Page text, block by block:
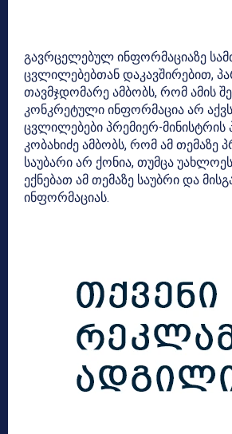
გავრცელებულ ინფორმაციაზე
ცვლილებებთან დაკავშირებით,
თავმჯდომარე ამბობს, რომ ამის
კონკრეტული ინფორმაცია არ
ცვლილებები პრემიერ-მინისტრის
კობახიძე ამბობს, რომ ამ თემაზე
საუბარი არ ქონია, თუმცა
ექნებათ ამ თემაზე საუბრი და
ინფორმაციას.